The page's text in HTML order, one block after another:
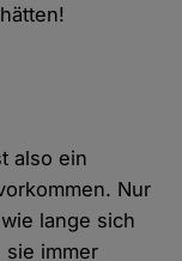
also ein
Nur
lange sich
sie immer